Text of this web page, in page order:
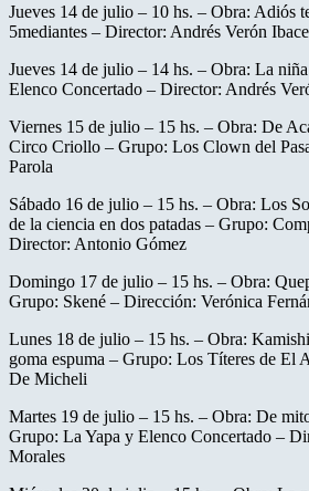
Jueves 14 de julio – 10 hs. – Obra: Adiós
5mediantes – Director: Andrés Verón
Jueves 14 de julio – 14 hs. – Obra: La
Elenco Concertado – Director: Andrés
Viernes 15 de julio – 15 hs. – Obra: De
Circo Criollo – Grupo: Los Clown del
Parola
Sábado 16 de julio – 15 hs. – Obra: Los
de la ciencia en dos patadas – Grupo:
Director: Antonio Gómez
Domingo 17 de julio – 15 hs. – Obra:
Grupo: Skené – Dirección: Verónica
Lunes 18 de julio – 15 hs. – Obra:
goma espuma – Grupo: Los Títeres de El
De Micheli
Martes 19 de julio – 15 hs. – Obra: De
Grupo: La Yapa y Elenco Concertado –
Morales